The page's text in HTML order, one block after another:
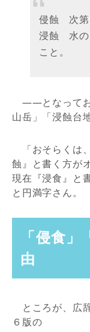
侵蝕 次第
浸蝕 水の
こと。
——となってお
山岳」「浸蝕台
「おそらくは
蝕』と書く方が
現在『浸食』と
と円満字さん。
「侵食
由
ところが、広
６版の